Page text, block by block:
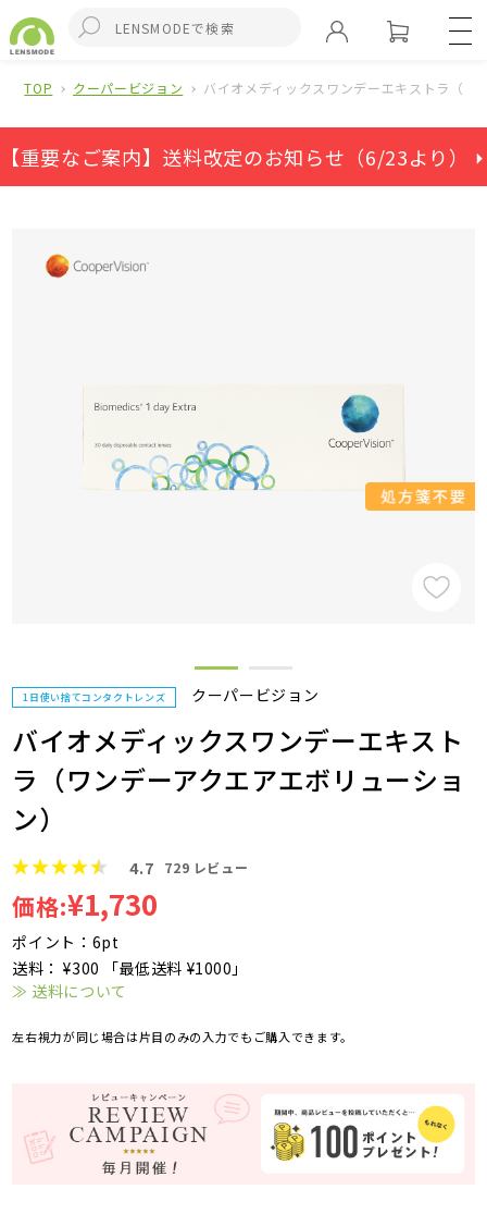
TOP クーパービジョン バイオメディックスワンデーエキストラ（ワ
【重要なご案内】送料改定のお知らせ（6/23より） ⏵
1日使い捨てコンタクトレンズ クーパービジョン
バイオメディックスワンデーエキスト
ラ（ワンデーアクエアエボリューショ
ン）
4.7 729 レビュー
価格:¥1,730
ポイント：6pt
送料： ¥300 「最低送料 ¥1000」
≫ 送料について
左右視力が同じ場合は片目のみの入力でもご購入できます。